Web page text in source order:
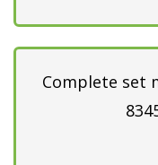
Complete set